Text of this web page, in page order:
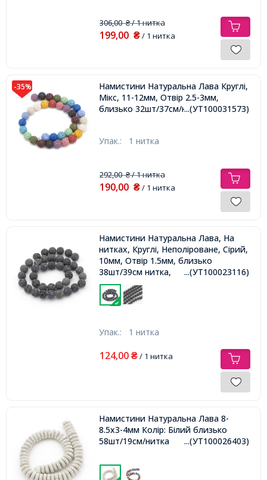
306,00₴/ 1 нитка
199,00 ₴/ 1 нитка
-35%
Намистини Натуральна Лава Круглі,
Мікс, 11-12мм, Отвір 2.5-3мм,
близько 32шт/37см/нитка,...(УТ100031573)
Упак.: 1 нитка
292,00₴/ 1 нитка
190,00 ₴/ 1 нитка
Намистини Натуральна Лава, На
нитках, Круглі, Неполіроване, Сірий,
10мм, Отвір 1.5мм, близько
38шт/39см нитка,
...(УТ100023116)
Упак.: 1 нитка
124,00 ₴/ 1 нитка
Намистини Натуральна Лава 8-
8.5х3-4мм Колір: Білий близько
58шт/19см/нитка
...(УТ100026403)